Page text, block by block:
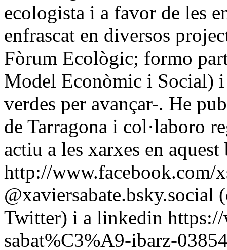
ecologista i a favor de les
enfrascat en diversos
Fòrum Ecològic; formo
Model Econòmic i Social)
verdes per avançar-. He
de Tarragona i col·laboro
actiu a les xarxes en
http://www.facebook.com/
@xaviersabate.bsky.social
Twitter) i a linkedin
sabat%C3%A9-ibarz-